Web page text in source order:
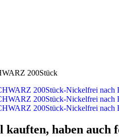
200Stück
kauften, haben auch